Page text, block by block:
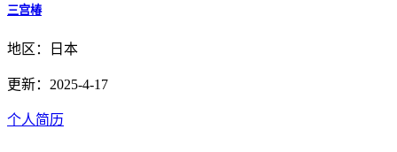
三宫椿
地区：日本
更新：2025-4-17
个人简历